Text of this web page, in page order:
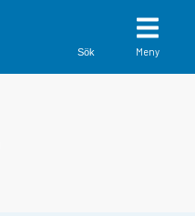
Sök Meny